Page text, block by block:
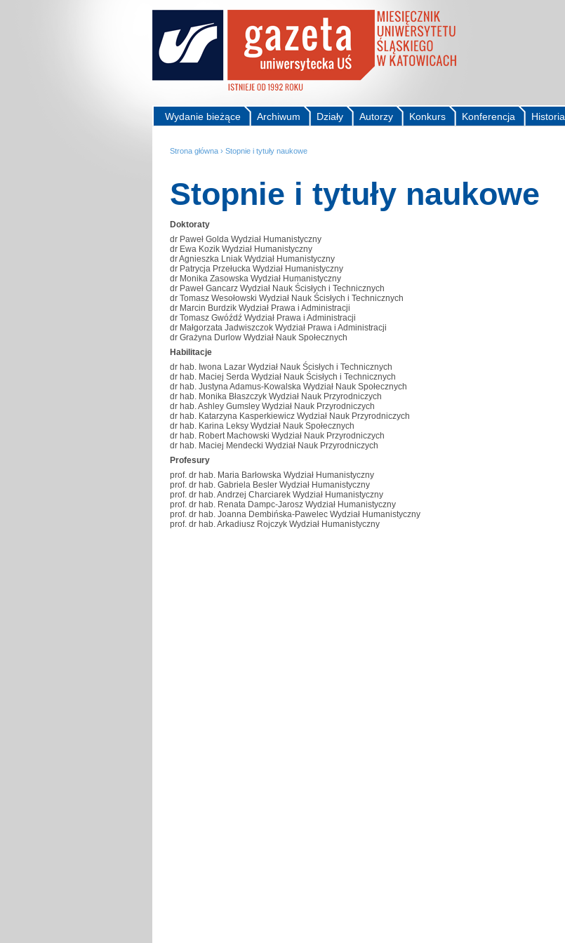
Historia
Konferencja
Konkurs
Autorzy
Działy
Archiwum
Wydanie bieżące
Strona główna › Stopnie i tytuły naukowe
Stopnie i tytuły naukowe
Doktoraty
dr Paweł Golda Wydział Humanistyczny
dr Ewa Kozik Wydział Humanistyczny
dr Agnieszka Lniak Wydział Humanistyczny
dr Patrycja Przełucka Wydział Humanistyczny
dr Monika Zasowska Wydział Humanistyczny
dr Paweł Gancarz Wydział Nauk Ścisłych i Technicznych
dr Tomasz Wesołowski Wydział Nauk Ścisłych i Technicznych
dr Marcin Burdzik Wydział Prawa i Administracji
dr Tomasz Gwóźdź Wydział Prawa i Administracji
dr Małgorzata Jadwiszczok Wydział Prawa i Administracji
dr Grażyna Durlow Wydział Nauk Społecznych
Habilitacje
dr hab. Iwona Lazar Wydział Nauk Ścisłych i Technicznych
dr hab. Maciej Serda Wydział Nauk Ścisłych i Technicznych
dr hab. Justyna Adamus-Kowalska Wydział Nauk Społecznych
dr hab. Monika Błaszczyk Wydział Nauk Przyrodniczych
dr hab. Ashley Gumsley Wydział Nauk Przyrodniczych
dr hab. Katarzyna Kasperkiewicz Wydział Nauk Przyrodniczych
dr hab. Karina Leksy Wydział Nauk Społecznych
dr hab. Robert Machowski Wydział Nauk Przyrodniczych
dr hab. Maciej Mendecki Wydział Nauk Przyrodniczych
Profesury
prof. dr hab. Maria Barłowska Wydział Humanistyczny
prof. dr hab. Gabriela Besler Wydział Humanistyczny
prof. dr hab. Andrzej Charciarek Wydział Humanistyczny
prof. dr hab. Renata Dampc-Jarosz Wydział Humanistyczny
prof. dr hab. Joanna Dembińska-Pawelec Wydział Humanistyczny
prof. dr hab. Arkadiusz Rojczyk Wydział Humanistyczny